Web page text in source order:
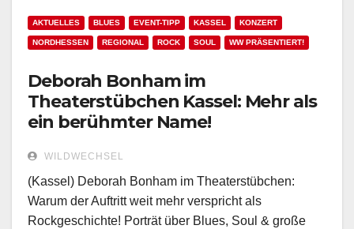
AKTUELLES BLUES EVENT-TIPP KASSEL KONZERT
NORDHESSEN REGIONAL ROCK SOUL WW PRÄSENTIERT!
Deborah Bonham im
Theaterstübchen Kassel: Mehr als
ein berühmter Name!
WILDWECHSEL
(Kassel) Deborah Bonham im Theaterstübchen:
Warum der Auftritt weit mehr verspricht als
Rockgeschichte! Porträt über Blues, Soul & große